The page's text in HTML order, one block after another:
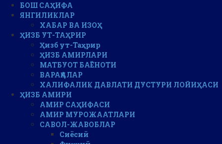
БОШ САҲИФА
ЯНГИЛИКЛАР
ХАБАР ВА ИЗОҲ
ҲИЗБ УТ-ТАҲРИР
Ҳизб ут-Таҳрир
ҲИЗБ АМИРЛАРИ
МАТБУОТ БАЁНОТИ
ВАРАҚАЛАР
ХАЛИФАЛИК ДАВЛАТИ ДУСТУРИ ЛОЙИҲАСИ
ҲИЗБ АМИРИ
АМИР САҲИФАСИ
АМИР МУРОЖААТЛАРИ
САВОЛ-ЖАВОБЛАР
Сиёсий